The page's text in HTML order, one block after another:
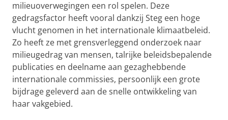
milieuoverwegingen een rol spelen. Deze
gedragsfactor heeft vooral dankzij Steg een hoge
vlucht genomen in het internationale klimaatbeleid.
Zo heeft ze met grensverleggend onderzoek naar
milieugedrag van mensen, talrijke beleidsbepalende
publicaties en deelname aan gezaghebbende
internationale commissies, persoonlijk een grote
bijdrage geleverd aan de snelle ontwikkeling van
haar vakgebied.